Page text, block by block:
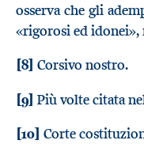
osserva che gli
«rigorosi ed idonei»,
[8] Corsivo nostro.
[9] Più volte citata
[10] Corte